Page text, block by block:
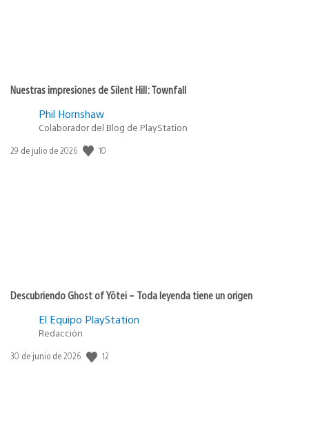
Nuestras impresiones de Silent Hill: Townfall
Phil Hornshaw
Colaborador del Blog de PlayStation
Fecha
29 de julio de 2026 10
Descubriendo Ghost of Yōtei – Toda leyenda tiene un origen
El Equipo PlayStation
Redacción
Fecha
30 de junio de 2026 12